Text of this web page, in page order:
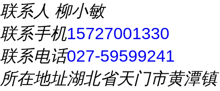
联系人 柳小敏
联系手机15727001330
联系电话027-59599241
所在地址湖北省天门市黄潭镇